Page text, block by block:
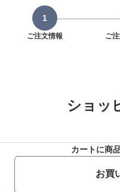
ご注文情報 ご
ショッ
カートに商
お買